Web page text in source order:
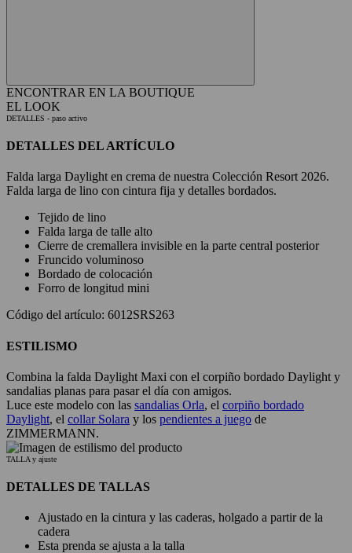
ENCONTRAR EN LA BOUTIQUE
EL LOOK
DETALLES - paso activo
DETALLES DEL ARTÍCULO
Falda larga Daylight en crema de nuestra Colección Resort 2026.
Falda larga de lino con cintura fija y detalles bordados.
Tejido de lino
Falda larga de talle alto
Cierre de cremallera invisible en la parte central posterior
Fruncido voluminoso
Bordado de colocación
Forro de longitud mini
Código del artículo: 6012SRS263
ESTILISMO
Combina la falda Daylight Maxi con el corpiño bordado Daylight y
sandalias planas para pasar el día con amigos.
Luce este modelo con las sandalias Orla, el corpiño bordado
Daylight, el collar Solara y los pendientes a juego de
ZIMMERMANN.
TALLA y ajuste
DETALLES DE TALLAS
Ajustado en la cintura y las caderas, holgado a partir de la
cadera
Esta prenda se ajusta a la talla